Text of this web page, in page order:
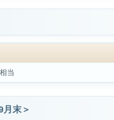
当
月末＞